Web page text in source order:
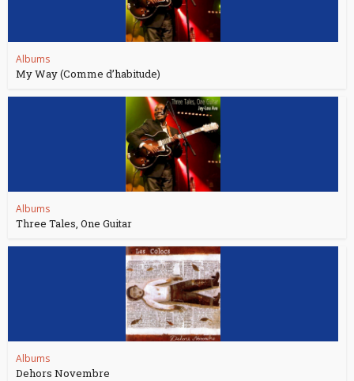
Albums
My Way (Comme d’habitude)
Albums
Three Tales, One Guitar
Albums
Dehors Novembre